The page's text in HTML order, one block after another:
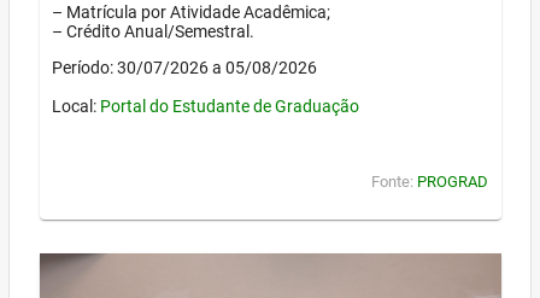
– Matrícula por Atividade Acadêmica;
– Crédito Anual/Semestral.
Período: 30/07/2026 a 05/08/2026
Local: Portal do Estudante de Graduação
Fonte: PROGRAD